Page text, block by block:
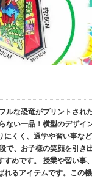
ルな恐竜がプリントされ
い一品！横型のデザイ
くく、通学や習い事な
で、お子様の笑顔を引き
めです。 授業や習い事
るアイテムです。この